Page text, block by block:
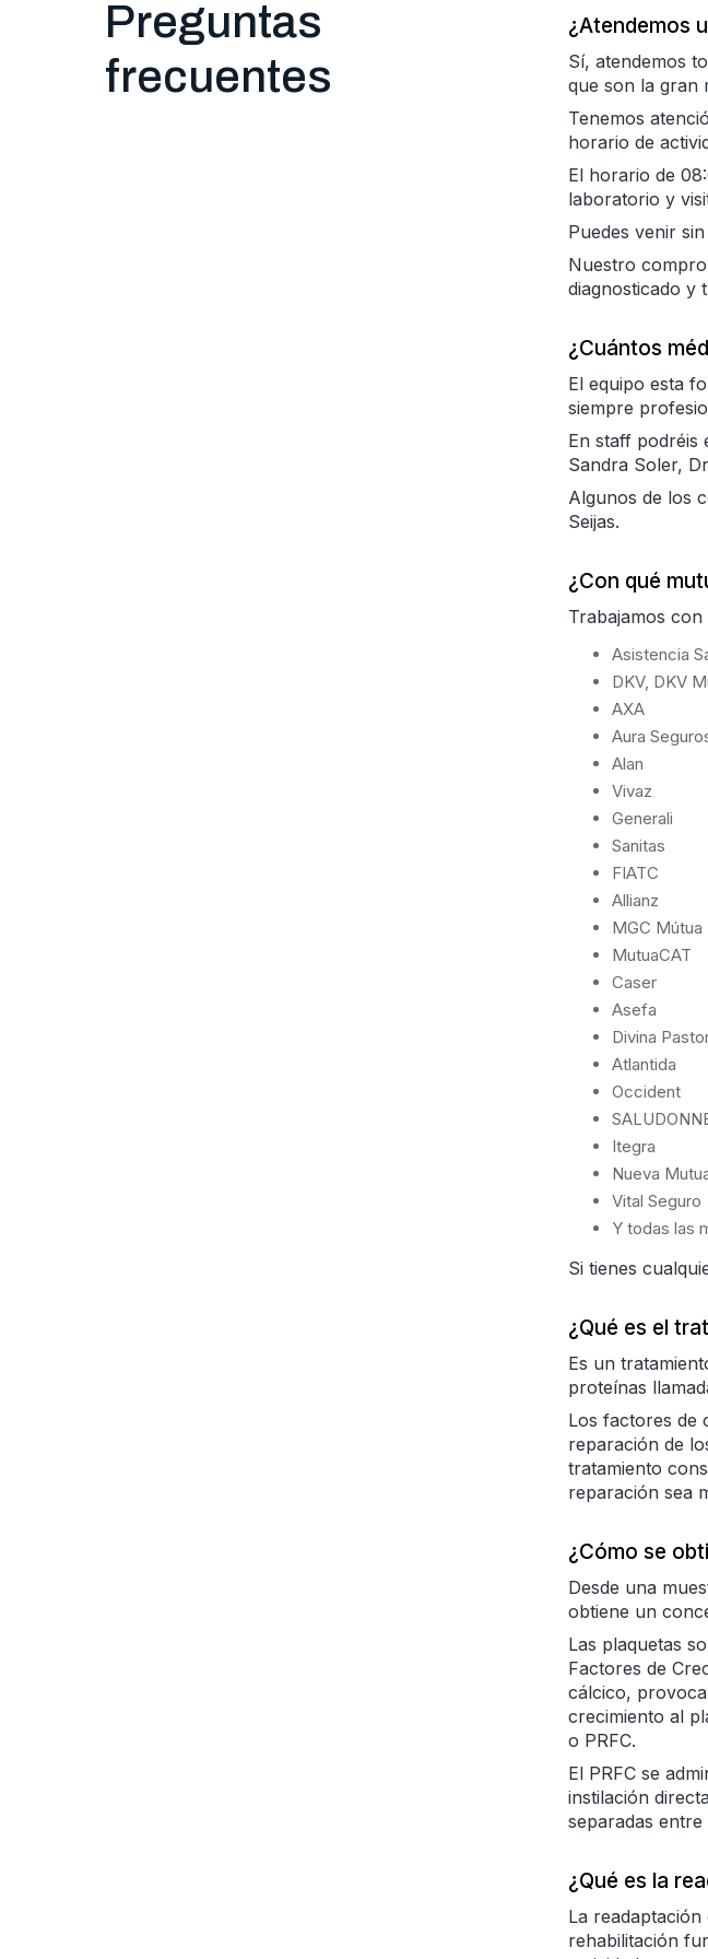
Preguntas
frecuentes
¿Atendemos
Sí, atendemos
que son la gran
Tenemos
horario de
El horario de
laboratorio y
Puedes venir
Nuestro
diagnosticado y
¿Cuántos
El equipo esta
siempre
En staff podréis
Sandra Soler,
Algunos de los
Seijas.
¿Con qué
Trabajamos con
Asistencia
DKV, DKV
AXA
Aura
Alan
Vivaz
Generali
Sanitas
FIATC
Allianz
MGC Mútua
MutuaCAT
Caser
Asefa
Divina
Atlantida
Occident
Itegra
Nueva
Vital Seguro
Y todas las
Si tienes
¿Qué es el
Es un
proteínas
Los factores de
reparación de
tratamiento
reparación sea
¿Cómo se
Desde una
obtiene un
Las plaquetas
Factores de
cálcico,
crecimiento al
o PRFC.
El PRFC se
instilación
separadas entre
¿Qué es la
La
rehabilitación